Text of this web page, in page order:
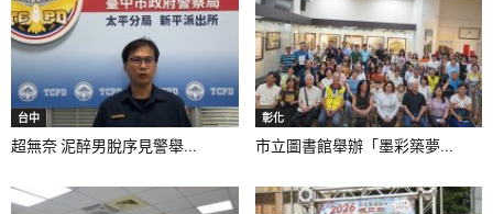
台中
超無奈 泥醉男脫序見警舉...
彰化
市立圖書館舉辦「墨彩築夢...